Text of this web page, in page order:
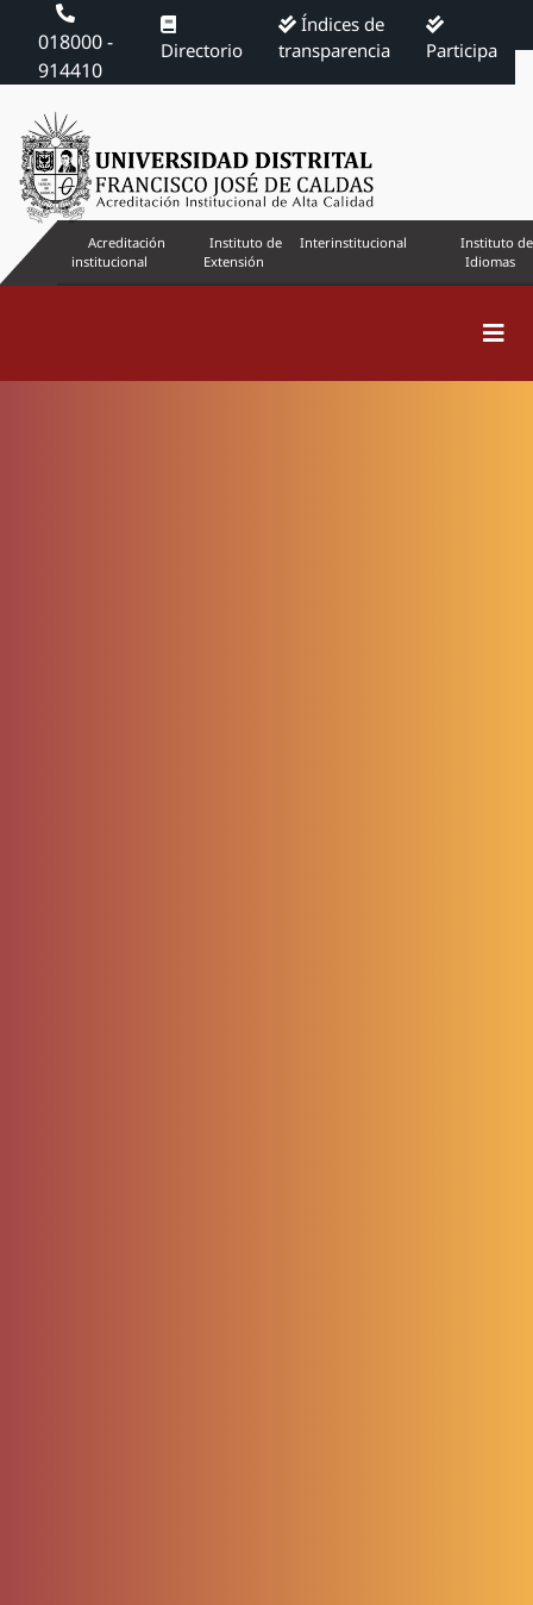
018000 -
914410
Directorio
Índices de
transparencia
Participa
Acreditación
institucional
Instituto de
Extensión
Interinstitucional
Instituto de
Idiomas